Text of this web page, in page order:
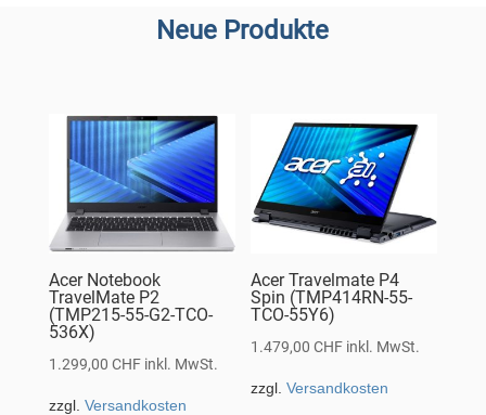
Neue Produkte
Acer Notebook
TravelMate P2
(TMP215-55-G2-TCO-
536X)
1.299,00 CHF inkl. MwSt.
zzgl. Versandkosten
Acer Travelmate P4
Spin (TMP414RN-55-
TCO-55Y6)
1.479,00CHF inkl. MwSt.
zzgl.Versandkosten